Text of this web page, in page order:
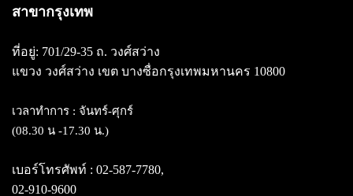
สาขากรุงเทพ
ที่อยู่: 701/29-35 ถ. วงศ์สว่าง
แขวง วงศ์สว่าง เขต บางซื่อกรุงเทพมหานคร 10800
เวลาทำการ : จันทร์-ศุกร์
(08.30 น -17.30 น.)
เบอร์โทรศัพท์ : 02-587-7780,
02-910-9600